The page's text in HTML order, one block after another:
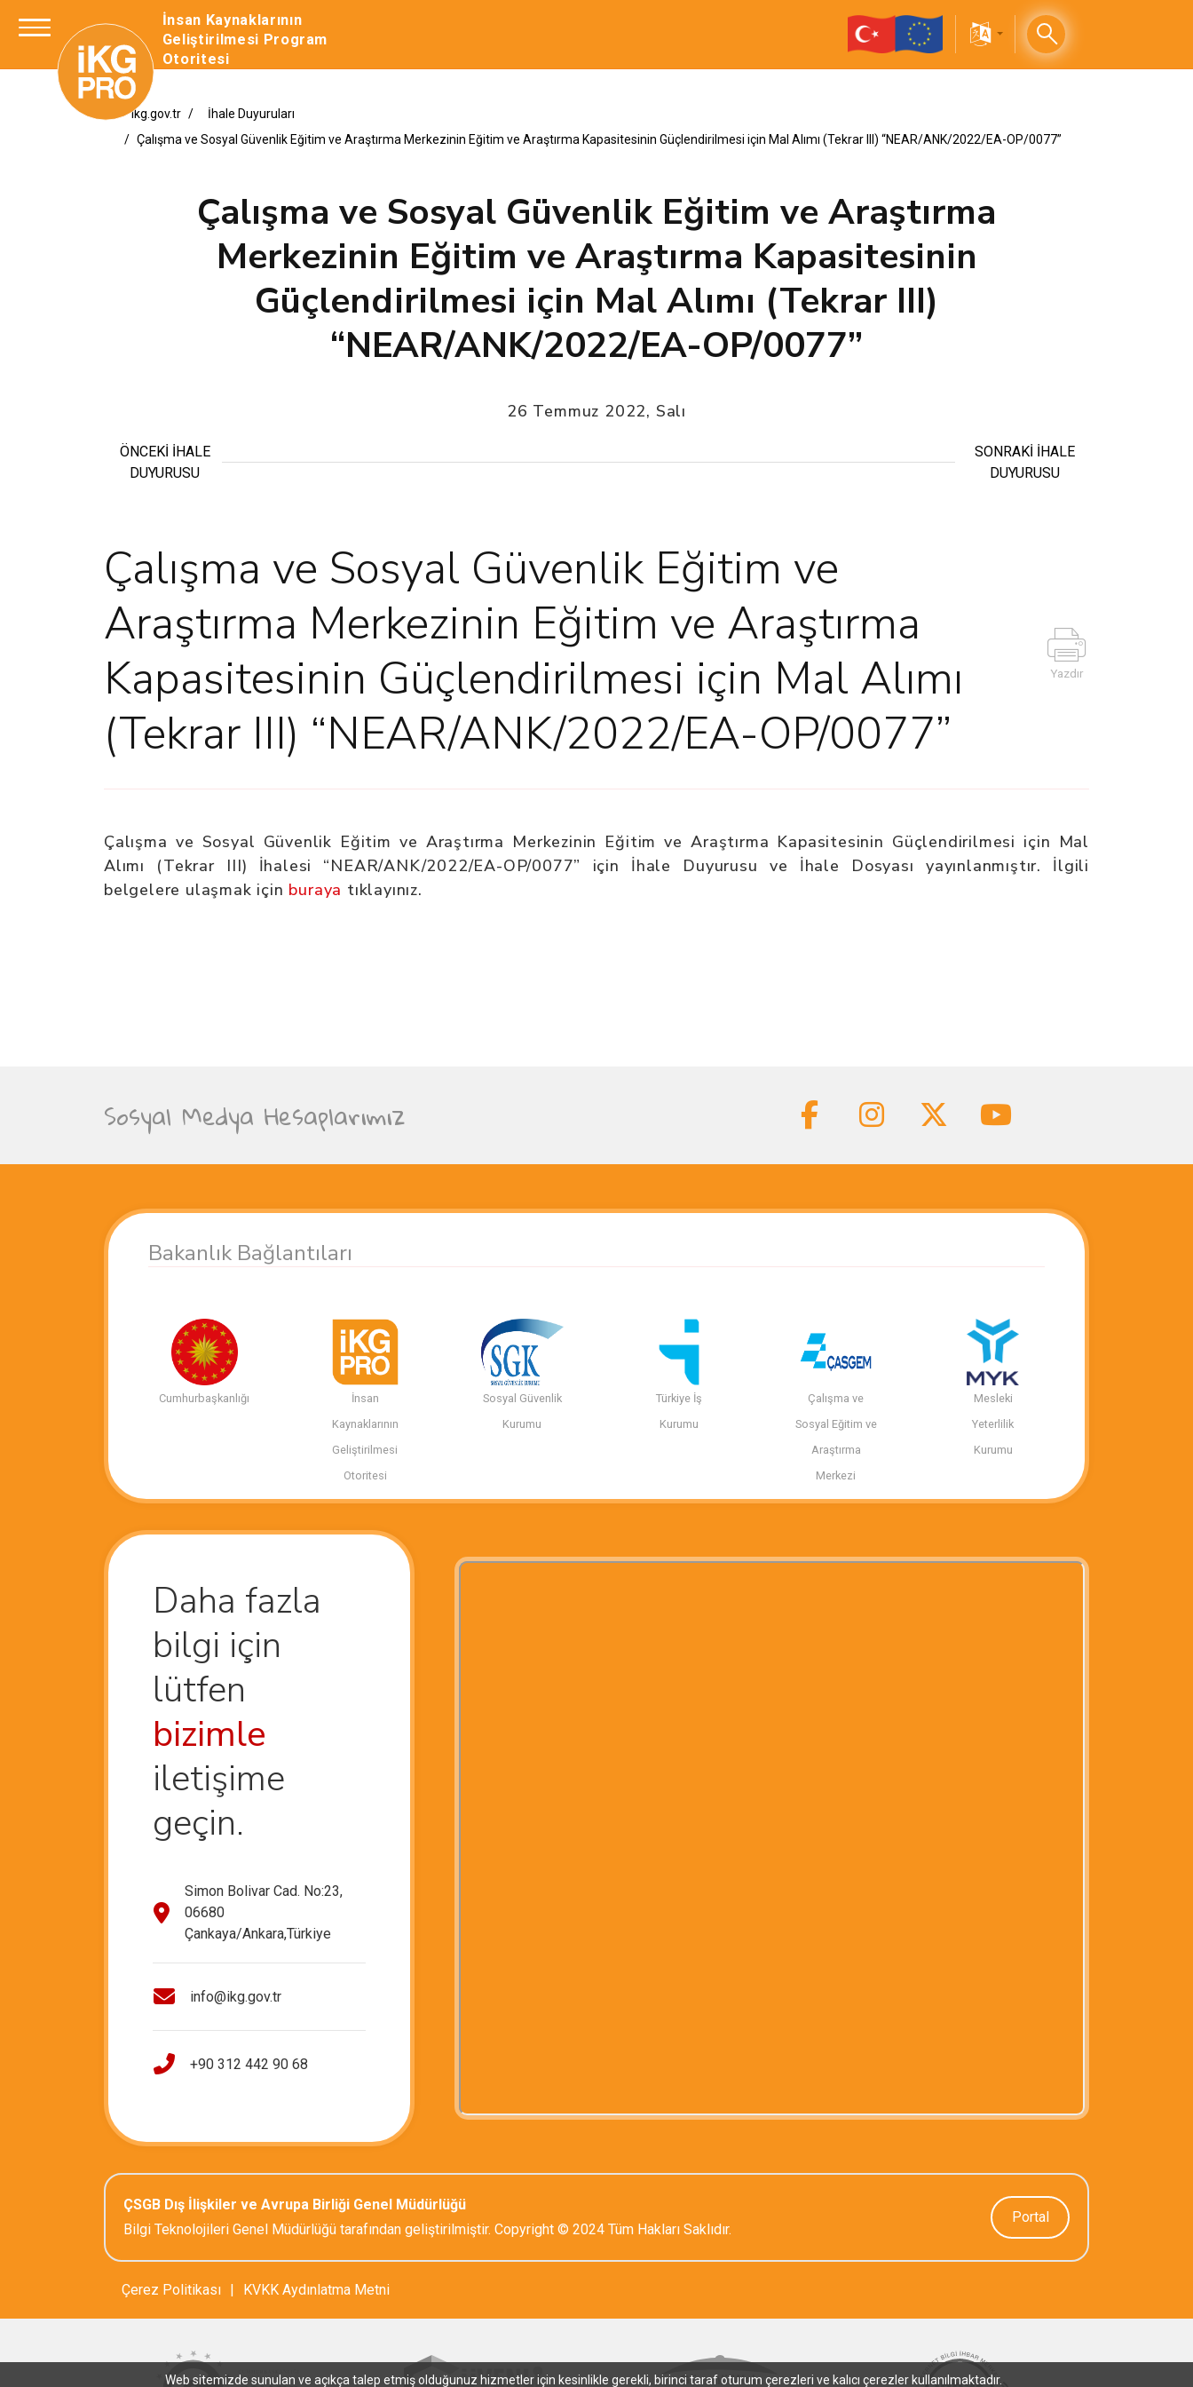
İnsan Kaynaklarının
Geliştirilmesi Program
Otoritesi
ikg.gov.tr
İhale Duyuruları
Çalışma ve Sosyal Güvenlik Eğitim ve Araştırma Merkezinin Eğitim ve Araştırma Kapasitesinin Güçlendirilmesi için Mal Alımı (Tekrar III) “NEAR/ANK/2022/EA-OP/0077”
Çalışma ve Sosyal Güvenlik Eğitim ve Araştırma
Merkezinin Eğitim ve Araştırma Kapasitesinin
Güçlendirilmesi için Mal Alımı (Tekrar III)
“NEAR/ANK/2022/EA-OP/0077”
26 Temmuz 2022, Salı
ÖNCEKİ İHALE
DUYURUSU
SONRAKİ İHALE
DUYURUSU
Çalışma ve Sosyal Güvenlik Eğitim ve
Araştırma Merkezinin Eğitim ve Araştırma
Kapasitesinin Güçlendirilmesi için Mal Alımı
(Tekrar III) “NEAR/ANK/2022/EA-OP/0077”
Yazdır
Çalışma ve Sosyal Güvenlik Eğitim ve Araştırma Merkezinin Eğitim ve Araştırma Kapasitesinin Güçlendirilmesi için Mal
Alımı (Tekrar III) İhalesi “NEAR/ANK/2022/EA-OP/0077” için İhale Duyurusu ve İhale Dosyası yayınlanmıştır. İlgili
belgelere ulaşmak için buraya tıklayınız.
Sosyal Medya Hesaplarımız
Bakanlık Bağlantıları
Cumhurbaşkanlığı
İnsan
Kaynaklarının
Geliştirilmesi
Otoritesi
Sosyal Güvenlik
Kurumu
Türkiye İş
Kurumu
Çalışma ve
Sosyal Eğitim ve
Araştırma
Merkezi
Mesleki
Yeterlilik
Kurumu
Daha fazla
bilgi için
lütfen
bizimle
iletişime
geçin.
Simon Bolivar Cad. No:23,
06680
Çankaya/Ankara,Türkiye
info@ikg.gov.tr
+90 312 442 90 68
ÇSGB Dış İlişkiler ve Avrupa Birliği Genel Müdürlüğü
Bilgi Teknolojileri Genel Müdürlüğü tarafından geliştirilmiştir. Copyright © 2024 Tüm Hakları Saklıdır.
Portal
Çerez Politikası KVKK Aydınlatma Metni
Web sitemizde sunulan ve açıkça talep etmiş olduğunuz hizmetler için kesinlikle gerekli, birinci taraf oturum çerezleri ve kalıcı çerezler kullanılmaktadır.